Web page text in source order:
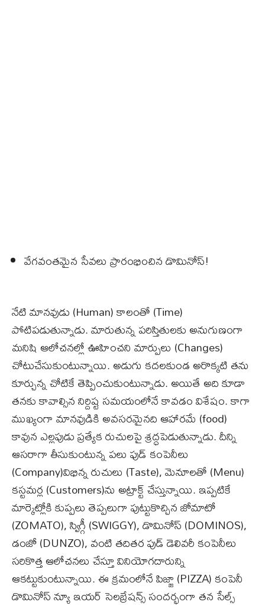
వేగవంతమైన సేవలు ప్రారంభించిన డొమినోస్!
నేటి మానవుడు (Human) కాలంతో (Time)
పోటిపడుతున్నాడు. మారుతున్న పరిస్తితులకు అనుగుణంగా
మనిషి ఆలోచనల్లో ఊహించని మార్పులు (Changes)
చోటుచేసుకుంటున్నాయి. అడుగు కదలకుండ అరొక్కటి తను
కూర్చున్న చోటికే తెప్పించుకుంటున్నాడు. అయితే అది కూడా
తనకు కావాల్సిన నిర్దిష్ట సమయంలోనే కావడం విశేషం. కాగా
ముఖ్యంగా మానవుడికి అవసరమైనది ఆహారమే (food)
కావున ఎల్లపుడు ప్రత్యేక రుచులపై శ్రద్ధపెడుతున్నాడు. దీన్ని
ఆసరాగా తీసుకుంటున్న పలు ఫుడ్ కంపెనీలు
(Company)విభిన్న రుచులు (Taste), మెనూలతో (Menu)
కస్టమర్ల (Customers)ను అట్రాక్ట్ చేస్తున్నాయి. ఇప్పటికే
మార్కెట్లోకి కుప్పలు తెప్పలుగా పుట్టుకొచ్చిన జోమాటో
(ZOMATO), స్విగ్గీ (SWIGGY), డొమినోస్ (DOMINOS),
డంజో (DUNZO), వంటి తదితర పుడ్ డెలివరీ కంపెనీలు
సరికొత్త ఆలోచనలు చేస్తూ వినియోగదారున్ని
ఆకట్టుకుంటున్నాయి. ఈ క్రమంలోనే పిజ్జా (PIZZA) కంపెనీ
డొమినోస్ న్యూ ఇయర్ సెలబ్రేషన్స్ సందర్భంగా తన సేల్స్